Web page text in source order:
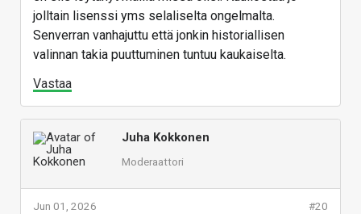
jolltain lisenssi yms selaliselta ongelmalta.
Senverran vanhajuttu että jonkin historiallisen
valinnan takia puuttuminen tuntuu kaukaiselta.
Vastaa
Juha Kokkonen
Moderaattori
#20
Jun 01, 2026